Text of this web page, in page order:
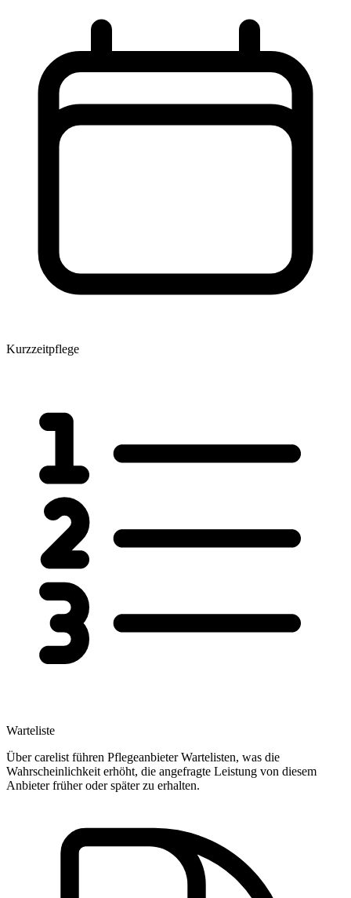
Kurzzeitpflege
Warteliste
Über carelist führen Pflegeanbieter Wartelisten, was die
Wahrscheinlichkeit erhöht, die angefragte Leistung von diesem
Anbieter früher oder später zu erhalten.